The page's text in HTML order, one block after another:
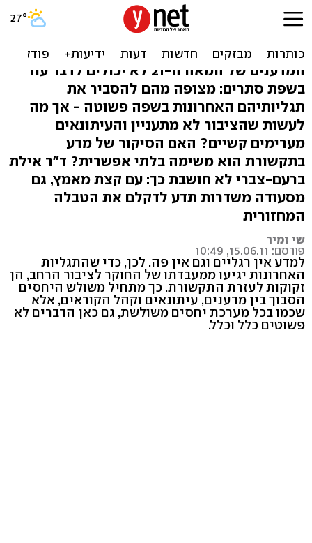
מדען נשך כלב: עיתונאים
מנגה וחוקרים ממאדים
המדענים של המאה ה-21 לא יכולים לדבר עוד
בשפת סתרים: מצופה מהם להסביר את
תגליותיהם האחרונות בשפה פשוטה - אך מה
לעשות שהציבור לא מתעניין והעיתונאים
מערימים קשיים? האם הסיקור של מדע
בתקשורת הוא משימה בלתי אפשרית? ד"ר אילת
ברעם-צברי לא חושבת כך: עם קצת מאמץ, גם
מסעודה משדרות תדע לדקלם את הטבלה
המחזורית
שי זמיר
פורסם: 15.06.11, 10:49
למדע אין רגליים וגם אין פה. לכן, כדי שהתגליות
האחרונות יגיעו ממעבדתו של החוקר לציבור הרחב, הן
זקוקות לעזרת התקשורת. כך מתחיל משולש היחסים
הסבוך בין מדענים, עיתונאים וקהל הקוראים, אלא
שכמו בכל מערכת יחסים משולשת, גם כאן הדברים לא
פשוטים כלל וכלל.